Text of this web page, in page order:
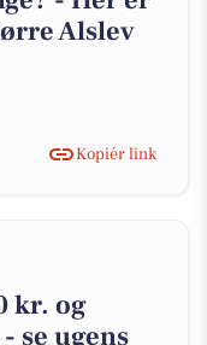
Alslev
Kopiér link
kr. og
se ugens